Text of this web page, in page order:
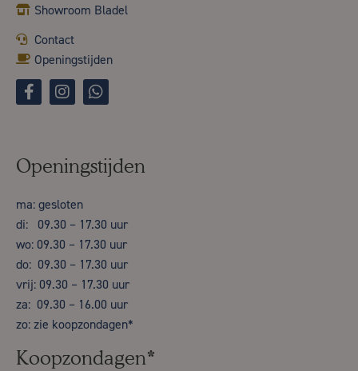
Showroom Bladel
Contact
Openingstijden
Openingstijden
ma: gesloten
di: 09.30 – 17.30 uur
wo: 09.30 – 17.30 uur
do: 09.30 – 17.30 uur
vrij: 09.30 – 17.30 uur
za: 09.30 – 16.00 uur
zo: zie koopzondagen*
Koopzondagen*